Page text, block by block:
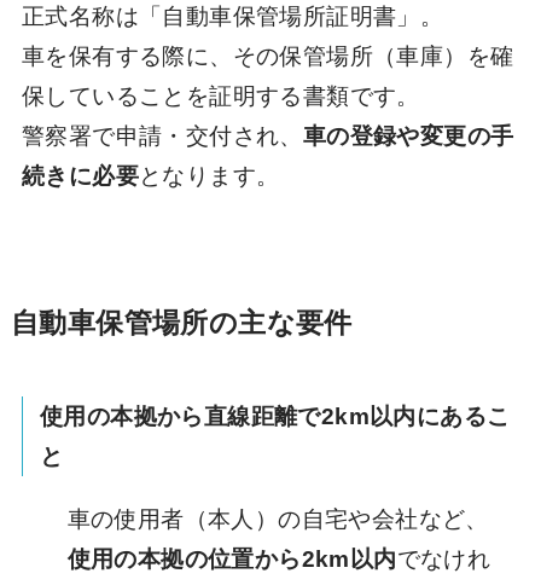
正式名称は「自動車保管場所証明書」。
車を保有する際に、その保管場所（車庫）を確
保していることを証明する書類です。
警察署で申請・交付され、 車の登録や変更の手
続きに必要となります。
自動車保管場所の主な要件
使用の本拠から直線距離で2km以内にあるこ
と
車の使用者（本人）の自宅や会社など、
使用の本拠の位置から2km以内でなけれ